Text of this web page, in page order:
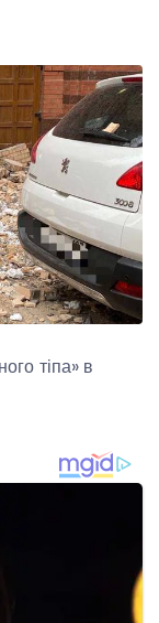
тіпа» в